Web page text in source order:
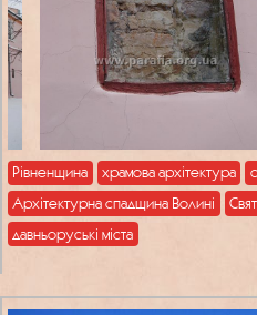
Рівненщина храмова архітектура
Архітектурна спадщина Волині
давньоруські міста